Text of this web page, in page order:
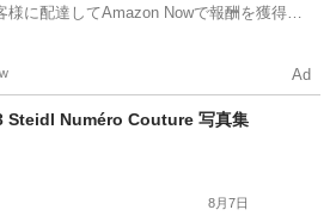
様に配達してAmazon Nowで報酬を獲得し
Ad
Steidl Numéro Couture 写真集
8月7日